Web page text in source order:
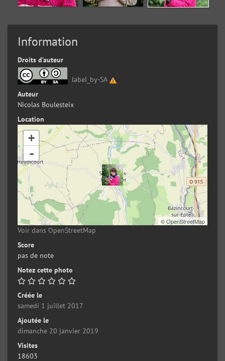
Information
Droits d’auteur
label_by-SA
Auteur
Nicolas Boulesteix
Location
+
-
©OpenStreetMap
Voir dans OpenStreetMap
Score
pas de note
Notez cette photo
Créée le
samedi 1 juillet 2017
Ajoutée le
dimanche 20 janvier 2019
Visites
18603